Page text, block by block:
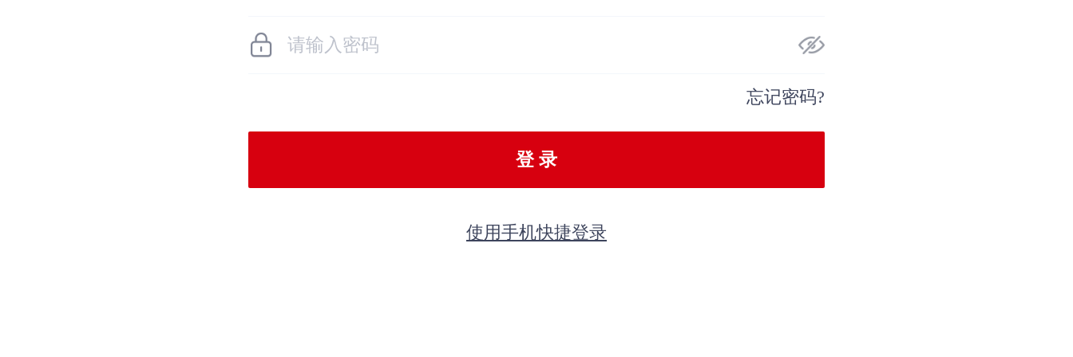
忘记密码?
登 录
使用手机快捷登录